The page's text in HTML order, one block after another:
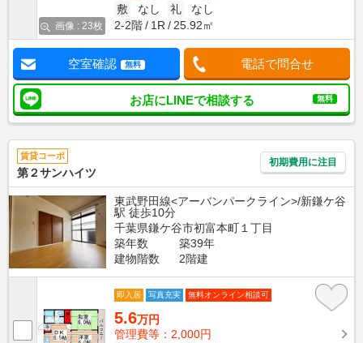
画像 : 23枚
敷
なし 礼
なし
2-2階
1R 25.92㎡
空室確認 無料 電話で問合せ
お店にLINEで相談する 無料
賃貸コーポ
第２サンハイツ
初期費用に注目
東武野田線<アーバンパークライン>/新鎌ケ谷
駅 徒歩10分
千葉県鎌ケ谷市初富本町１丁目
築年数
築39年
建物階数
2階建
即入居 写真充実 無料オンライン相談可
5.6万円
管理費等：2,000円